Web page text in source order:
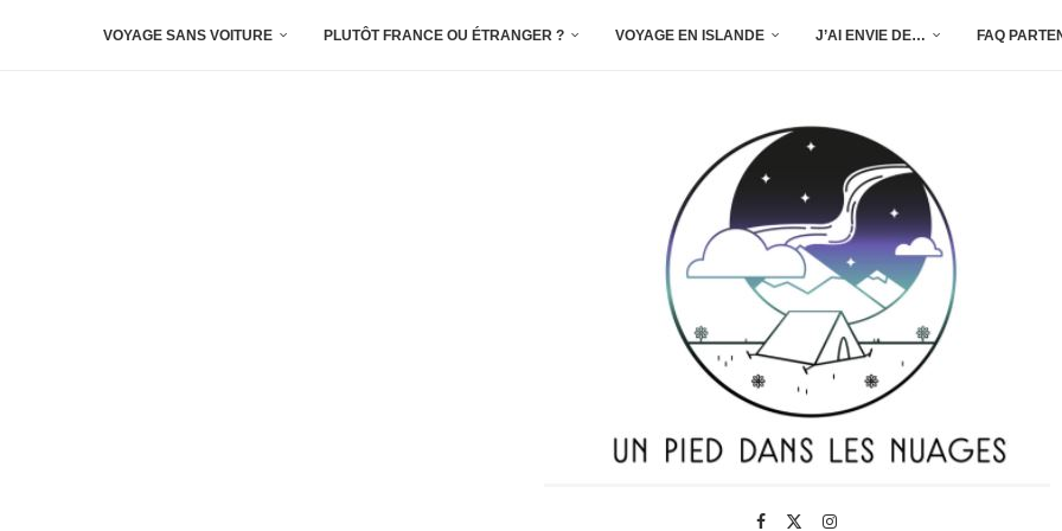
VOYAGE SANS VOITURE PLUTÔT FRANCE OU ÉTRANGER ? VOYAGE EN ISLANDE J’AI ENVIE DE… FAQ